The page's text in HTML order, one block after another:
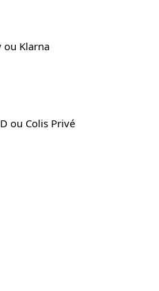
ou Klarna
ou Colis Privé